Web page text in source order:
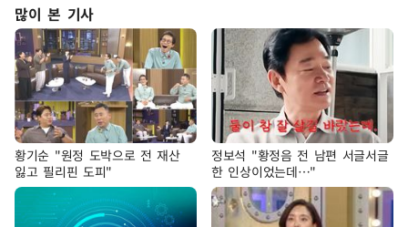
많이 본 기사
황기순 "원정 도박으로 전 재산
잃고 필리핀 도피"
정보석 "황정음 전 남편 서글서글
한 인상이었는데…"